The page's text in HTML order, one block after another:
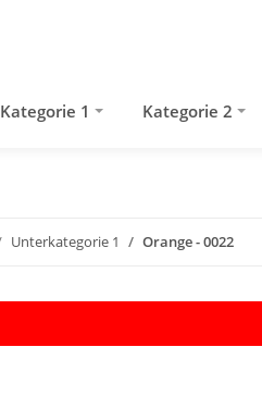
Kategorie 1 Kategorie 2
Unterkategorie 1 Orange - 0022